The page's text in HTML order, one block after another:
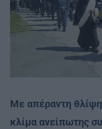
Mε απέραντη
κλίμα ανείπωτης